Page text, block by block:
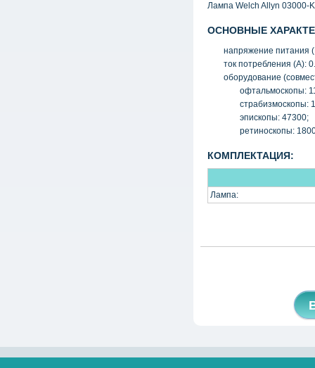
Лампа Welch Allyn 03000-
ОСНОВНЫЕ
напряжение питания (
ток потребления (А):
оборудование (
офтальмоскопы:
страбизмоскопы:
эпископы: 47300;
ретиноскопы:
КОМПЛЕКТАЦИЯ:
Лампа: